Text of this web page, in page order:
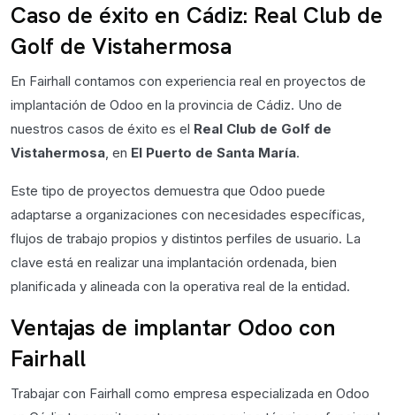
Caso de éxito en Cádiz: Real Club de
Golf de Vistahermosa
En Fairhall contamos con experiencia real en proyectos de
implantación de Odoo en la provincia de Cádiz. Uno de
nuestros casos de éxito es el Real Club de Golf de
Vistahermosa, en El Puerto de Santa María.
Este tipo de proyectos demuestra que Odoo puede
adaptarse a organizaciones con necesidades específicas,
flujos de trabajo propios y distintos perfiles de usuario. La
clave está en realizar una implantación ordenada, bien
planificada y alineada con la operativa real de la entidad.
Ventajas de implantar Odoo con
Fairhall
Trabajar con Fairhall como empresa especializada en Odoo